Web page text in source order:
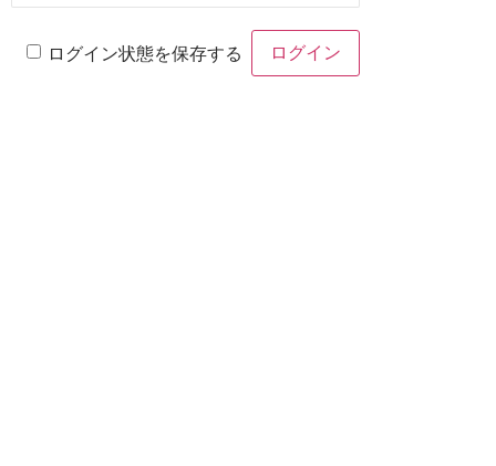
ログイン状態を保存する